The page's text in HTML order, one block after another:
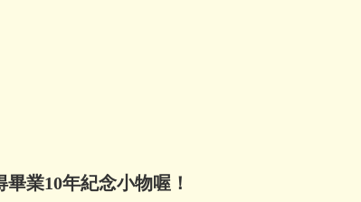
業10年紀念小物喔！